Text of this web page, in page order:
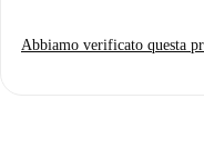
Abbiamo verificato questa